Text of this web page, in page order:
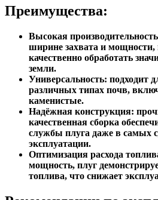
Преимущества:
Высокая
ширине захвата и мощности,
качественно обработать
земли.
Универсальность: подходит
различных типах почв,
каменистые.
Надёжная конструкция:
качественная сборка
службы плуга даже в самых
эксплуатации.
Оптимизация расхода
мощность, плуг